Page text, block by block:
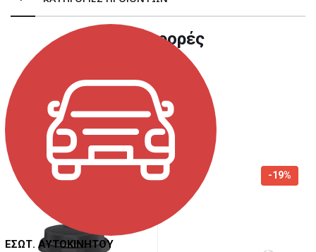
ΕΣΩΤ. ΑΥΤΟΚΙΝΗΤΟΥ
Προσφορές
Φίλτρα
-19%